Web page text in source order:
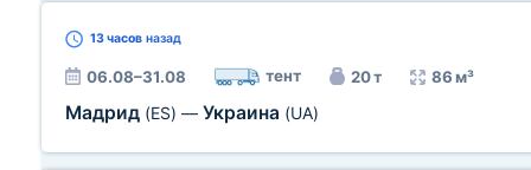
13 часов назад
06.08–31.08 тент 20 т 86 м³
Мадрид (ES) — Украина (UA)